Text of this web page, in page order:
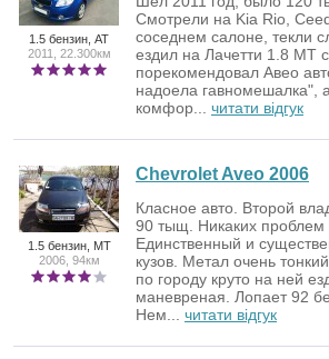
1.5 бензин, AT
2011, 22.300км
Смотрели на Kia Rio,
соседнем салоне, текли
ездил на Лачетти 1.8 MT
порекомендовал Авео
надоела гавномешалка",
комфор... читати відгук
1.5 бензин, MT
2006, 94км
Chevrolet Aveo 2006
Класное авто. Второй
90 тыщ. Никаких проблем
Единственный и
кузов. Метал очень
по городу круто на ней
маневреная. Лопает 92
Нем... читати відгук